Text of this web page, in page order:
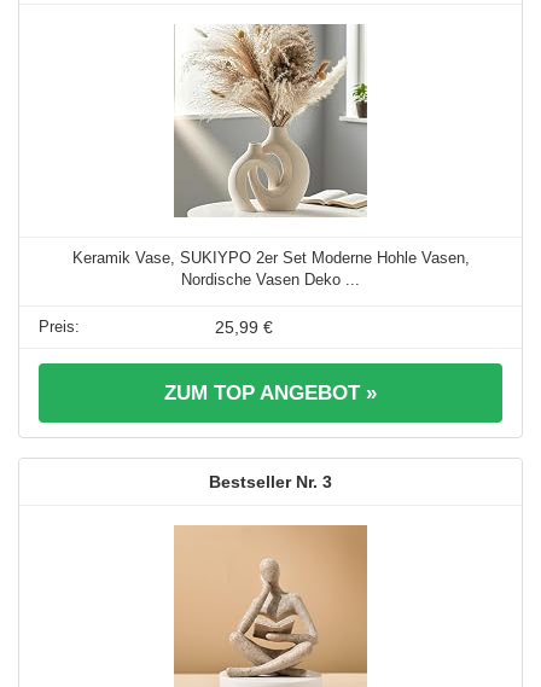
Keramik Vase, SUKIYPO 2er Set Moderne Hohle Vasen,
Nordische Vasen Deko ...
25,99 €
ZUM TOP ANGEBOT »
3